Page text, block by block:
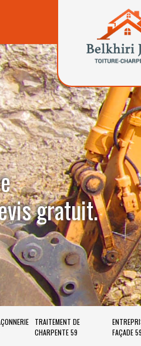
gratuit.
TRAITEMENT DE
CHARPENTE 59
FAÇADE 59